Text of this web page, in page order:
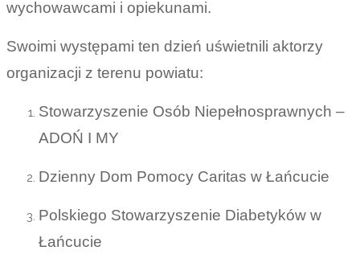
wychowawcami i opiekunami.
Swoimi występami ten dzień uświetnili aktorzy
organizacji z terenu powiatu:
Stowarzyszenie Osób Niepełnosprawnych –
ADOŃ I MY
Dzienny Dom Pomocy Caritas w Łańcucie
Polskiego Stowarzyszenie Diabetyków w
Łańcucie